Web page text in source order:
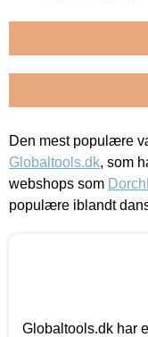
Den mest populære
Globaltools.dk, som
webshops som
populære iblandt
Globaltools.dk har